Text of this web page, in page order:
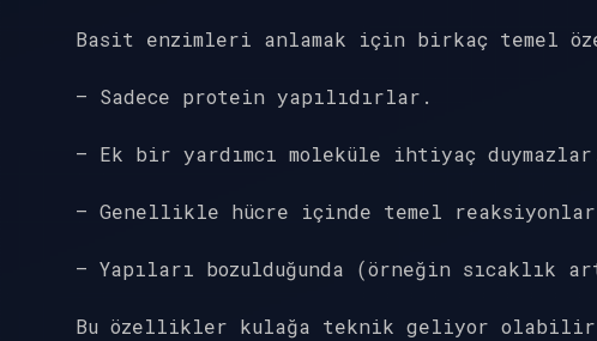
Basit enzimleri anlamak için birkaç temel
– Sadece protein yapılıdırlar.
– Ek bir yardımcı moleküle ihtiyaç
– Genellikle hücre içinde temel
– Yapıları bozulduğunda (örneğin
Bu özellikler kulağa teknik geliyor olabilir